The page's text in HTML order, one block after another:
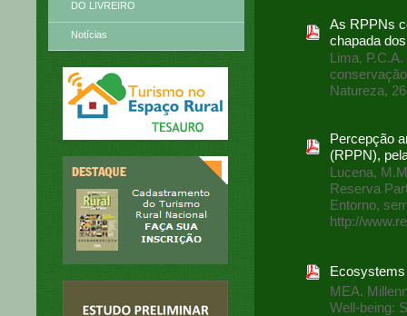
DO LIVREIRO
Notícias
As RPPNs
chapada
Lima,
Natureza,
Percepção
(RPPN),
Lucena,
Reserva
Entorno,
http://
MEA.
Well-being: